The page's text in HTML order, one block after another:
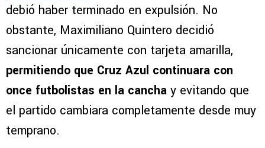
debió haber terminado en expulsión. No
obstante, Maximiliano Quintero decidió
sancionar únicamente con tarjeta amarilla,
permitiendo que Cruz Azul continuara con
once futbolistas en la cancha y evitando que
el partido cambiara completamente desde muy
temprano.